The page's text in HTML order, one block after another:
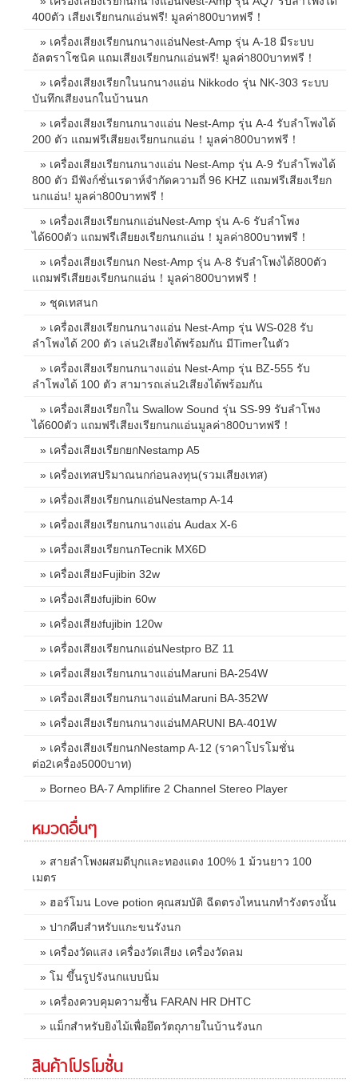
400ตัว เสียงเรียกนกแอ่นฟรี! มูลค่า800บาทฟรี！
» เครื่องเสียงเรียกนกนางแอ่นNest-Amp รุ่น A-18 มีระบบ
อัลตราโซนิค แถมเสียงเรียกนกแอ่นฟรี! มูลค่า800บาทฟรี！
» เครื่องเสียงเรียกในนกนางแอ่น Nikkodo รุ่น NK-303 ระบบ
บันทึกเสียงนกในบ้านนก
» เครื่องเสียงเรียกนกนางแอ่น Nest-Amp รุ่น A-4 รับลำโพงได้
200 ตัว แถมฟรีเสียยงเรียกนกแอ่น！มูลค่า800บาทฟรี！
» เครื่องเสียงเรียกนกนางแอ่น Nest-Amp รุ่น A-9 รับลำโพงได้
800 ตัว มีฟังก์ชั่นเรดาห์จำกัดความถี่ 96 KHZ แถมฟรีเสียงเรียก
นกแอ่น! มูลค่า800บาทฟรี！
» เครื่องเสียงเรียกนกแอ่นNest-Amp รุ่น A-6 รับลำโพง
ได้600ตัว แถมฟรีเสียยงเรียกนกแอ่น！มูลค่า800บาทฟรี！
» เครื่องเสียงเรียกนก Nest-Amp รุ่น A-8 รับลำโพงได้800ตัว
แถมฟรีเสียยงเรียกนกแอ่น！มูลค่า800บาทฟรี！
» ชุดเทสนก
» เครื่องเสียงเรียกนกนางแอ่น Nest-Amp รุ่น WS-028 รับ
ลำโพงได้ 200 ตัว เล่น2เสียงได้พร้อมกัน มีTimerในตัว
» เครื่องเสียงเรียกนกนางแอ่น Nest-Amp รุ่น BZ-555 รับ
ลำโพงได้ 100 ตัว สามารถเล่น2เสียงได้พร้อมกัน
» เครื่องเสียงเรียกใน Swallow Sound รุ่น SS-99 รับลำโพง
ได้600ตัว แถมฟรีเสียงเรียกนกแอ่นมูลค่า800บาทฟรี！
» เครื่องเสียงเรียกยกNestamp A5
» เครื่องเทสปริมาณนกก่อนลงทุน(รวมเสียงเทส)
» เครื่องเสียงเรียกนกแอ่นNestamp A-14
» เครื่องเสียงเรียกนกนางแอ่น Audax X-6
» เครื่องเสียงเรียกนกTecnik MX6D
» เครื่องเสียงFujibin 32w
» เครื่องเสียงfujibin 60w
» เครื่องเสียงfujibin 120w
» เครื่องเสียงเรียกนกแอ่นNestpro BZ 11
» เครื่องเสียงเรียกนกนางแอ่นMaruni BA-254W
» เครื่องเสียงเรียกนกนางแอ่นMaruni BA-352W
» เครื่องเสียงเรียกนกนางแอ่นMARUNI BA-401W
» เครื่องเสียงเรียกนกNestamp A-12 (ราคาโปรโมชั่น
ต่อ2เครื่อง5000บาท)
» Borneo BA-7 Amplifire 2 Channel Stereo Player
หมวดอื่นๆ
» สายลำโพงผสมดีบุกและทองแดง 100% 1 ม้วนยาว 100
เมตร
» ฮอร์โมน Love potion คุณสมบัติ ฉีดตรงไหนนกทำรังตรงนั้น
» ปากคีบสำหรับแกะขนรังนก
» เครื่องวัดแสง เครื่องวัดเสียง เครื่องวัดลม
» โม ขึ้นรูปรังนกแบบนิ่ม
» เครื่องควบคุมความชื้น FARAN HR DHTC
» แม็กสำหรับยิงไม้เพื่อยึดวัตถุภายในบ้านรังนก
สินค้าโปรโมชั่น